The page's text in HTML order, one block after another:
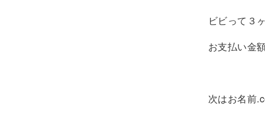
ビビって３
お支払い金
次はお名前